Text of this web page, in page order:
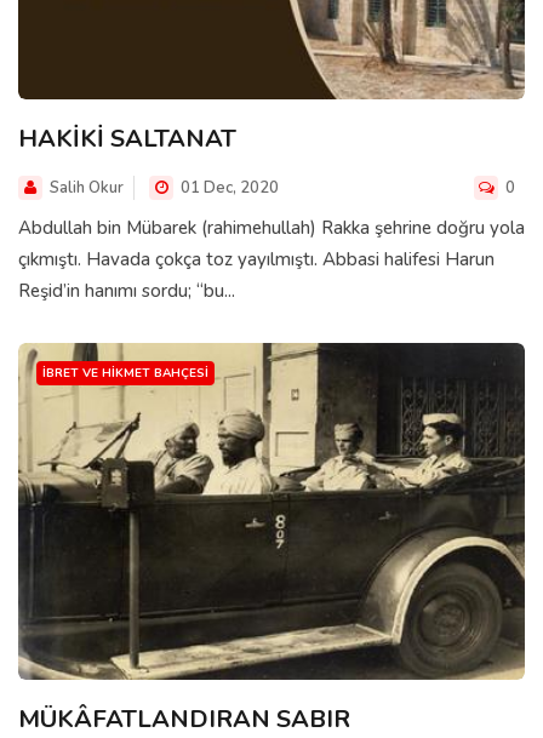
HAKİKİ SALTANAT
Salih Okur 01 Dec, 2020 0
Abdullah bin Mübarek (rahimehullah) Rakka şehrine doğru yola
çıkmıştı. Havada çokça toz yayılmıştı. Abbasi halifesi Harun
Reşid’in hanımı sordu; “bu...
İBRET VE HIKMET BAHÇESI
MÜKÂFATLANDIRAN SABIR